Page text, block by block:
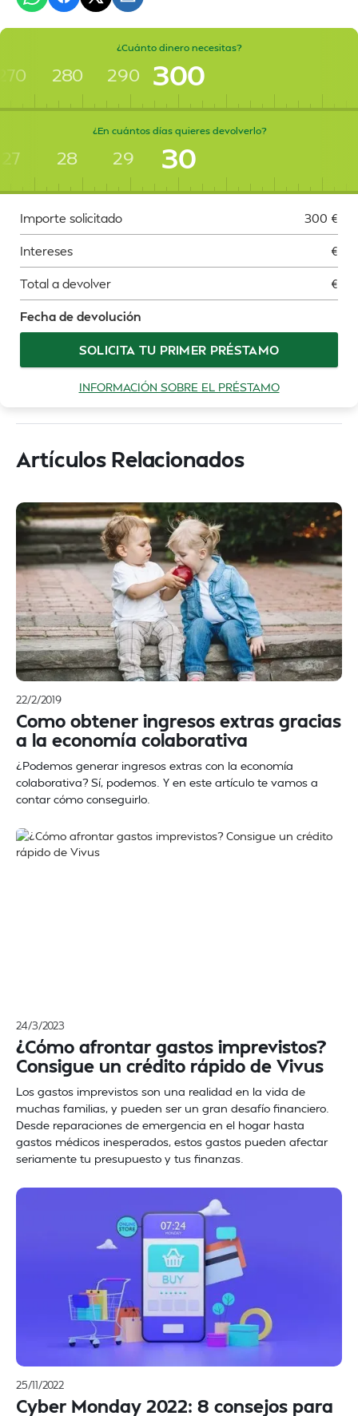
¿Cuánto dinero necesitas?
280 290 300
¿En cuántos días quieres devolverlo?
27 28 29 30
Importe solicitado 300 €
Intereses €
Total a devolver €
Fecha de devolución
SOLICITA TU PRIMER PRÉSTAMO
INFORMACIÓN SOBRE EL PRÉSTAMO
Artículos Relacionados
22/2/2019
Como obtener ingresos extras gracias
a la economía colaborativa
¿Podemos generar ingresos extras con la economía
colaborativa? Sí, podemos. Y en este artículo te vamos a
contar cómo conseguirlo.
24/3/2023
¿Cómo afrontar gastos imprevistos?
Consigue un crédito rápido de Vivus
Los gastos imprevistos son una realidad en la vida de
muchas familias, y pueden ser un gran desafío financiero.
Desde reparaciones de emergencia en el hogar hasta
gastos médicos inesperados, estos gastos pueden afectar
seriamente tu presupuesto y tus finanzas.
25/11/2022
Cyber Monday 2022: 8 consejos para